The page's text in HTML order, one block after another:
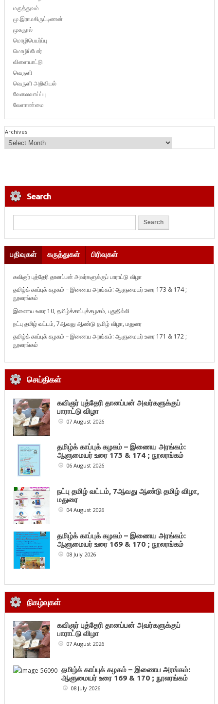
மருத்துவம்
மு.இராமகிருட்டிணன்
முகநூல்
மொழிபெயர்ப்பு
மொழிப்போர்
விளையாட்டு
வெருளி
வெருளி அறிவியல்
வேலைவாய்ப்பு
வேளாண்மை
Archives
Search
பதிவுகள் கருத்துகள் பிரிவுகள்
கவிஞர் புத்தேரி தானப்பன் அவர்களுக்குப் பாராட்டு விழா
தமிழ்க் காப்புக் கழகம் – இணைய அரங்கம்: ஆளுமையர் உரை 173 & 174 ;
நூலரங்கம்
இணைய உரை 10, தமிழ்க்காப்புக்கழகம், புதுதில்லி
நட்பு தமிழ் வட்டம், 7ஆவது ஆண்டு தமிழ் விழா, மதுரை
தமிழ்க் காப்புக் கழகம் – இணைய அரங்கம்: ஆளுமையர் உரை 171 & 172 ;
நூலரங்கம்
செய்திகள்
கவிஞர் புத்தேரி தானப்பன் அவர்களுக்குப்
பாராட்டு விழா
07 August 2026
தமிழ்க் காப்புக் கழகம் – இணைய அரங்கம்:
ஆளுமையர் உரை 173 & 174 ; நூலரங்கம்
06 August 2026
நட்பு தமிழ் வட்டம், 7ஆவது ஆண்டு தமிழ் விழா,
மதுரை
04 August 2026
தமிழ்க் காப்புக் கழகம் – இணைய அரங்கம்:
ஆளுமையர் உரை 169 & 170 ; நூலரங்கம்
08 July 2026
நிகழ்வுகள்
கவிஞர் புத்தேரி தானப்பன் அவர்களுக்குப்
பாராட்டு விழா
07 August 2026
தமிழ்க் காப்புக் கழகம் – இணைய அரங்கம்:
ஆளுமையர் உரை 169 & 170 ; நூலரங்கம்
08 July 2026